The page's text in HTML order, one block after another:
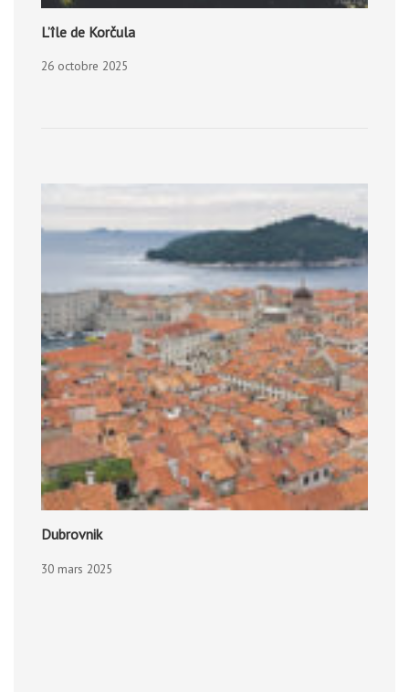
L’île de Korčula
26 octobre 2025
Dubrovnik
30 mars 2025